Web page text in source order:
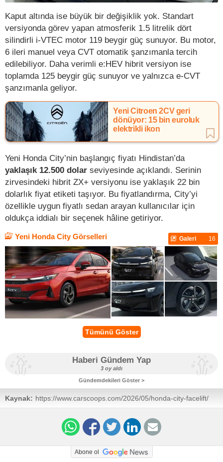
Kaput altında ise büyük bir değişiklik yok. Standart
versiyonda görev yapan atmosferik 1.5 litrelik dört
silindirli i-VTEC motor 119 beygir güç sunuyor. Bu motor,
6 ileri manuel veya CVT otomatik şanzımanla tercih
edilebiliyor. Daha verimli e:HEV hibrit versiyon ise
toplamda 125 beygir güç sunuyor ve yalnızca e-CVT
şanzımanla geliyor.
Yeni Citroen 2CV geri
dönüyor: 15 bin euroluk
elektrikli ikon
Yeni Honda City’nin başlangıç fiyatı Hindistan’da
yaklaşık 12.500 dolar seviyesinde açıklandı. Serinin
zirvesindeki hibrit ZX+ versiyonu ise yaklaşık 22 bin
dolarlık fiyat etiketi taşıyor. Bu fiyatlandırma, City’yi
özellikle uygun fiyatlı sedan arayan kullanıcılar için
oldukça iddialı bir seçenek hâline getiriyor.
Yeni Honda City Görselleri Galeri 16
Tümünü Göster
Haberi Gündem Yap
3 oy aldı
Gündemdekileri Göster >
Kaynak: https://www.carscoops.com/2026/05/honda-city-facelift/
Abone ol